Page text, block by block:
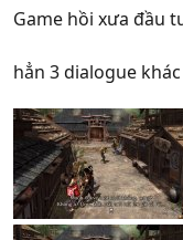
Game hồi xưa đầu
hẳn 3 dialogue